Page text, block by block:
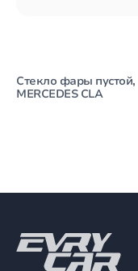
Стекло фары пустой,
MERCEDES CLA